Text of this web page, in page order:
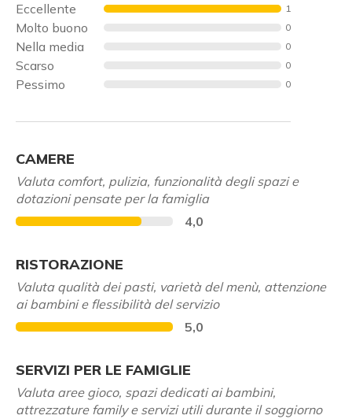
Eccellente
1
Molto buono 0
Nella media 0
Scarso 0
Pessimo 0
CAMERE
Valuta comfort, pulizia, funzionalità degli spazi e
dotazioni pensate per la famiglia
4,0
RISTORAZIONE
Valuta qualità dei pasti, varietà del menù, attenzione
ai bambini e flessibilità del servizio
5,0
SERVIZI PER LE FAMIGLIE
Valuta aree gioco, spazi dedicati ai bambini,
attrezzature family e servizi utili durante il soggiorno